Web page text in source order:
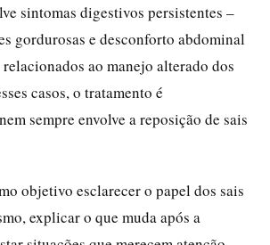
sintomas digestivos persistentes –
gordurosas e desconforto abdominal
ao manejo alterado dos
casos, o tratamento é
sempre envolve a reposição de sais
objetivo esclarecer o papel dos sais
explicar o que muda após a